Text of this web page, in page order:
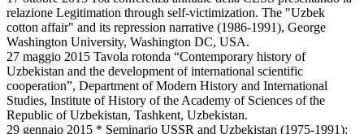
relazione Legitimation through self-victimization. The "Uzbek
cotton affair" and its repression narrative (1986-1991), George
Washington University, Washington DC, USA.
27 maggio 2015 Tavola rotonda “Contemporary history of
Uzbekistan and the development of international scientific
cooperation”, Department of Modern History and International
Studies, Institute of History of the Academy of Sciences of the
Republic of Uzbekistan, Tashkent, Uzbekistan.
29 gennaio 2015 * Seminario USSR and Uzbekistan (1975-1991):